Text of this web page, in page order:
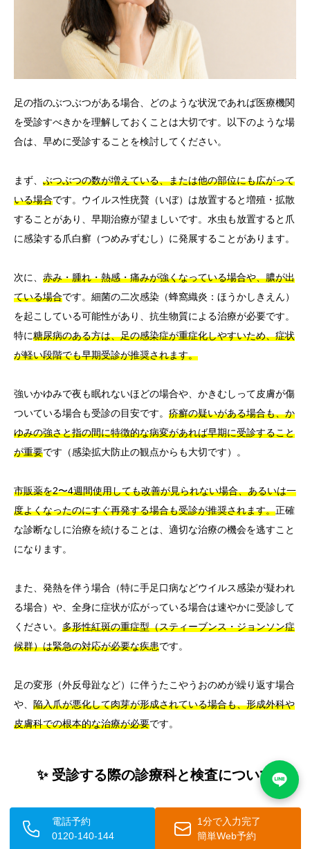
足の指のぶつぶつがある場合、どのような状況であれば医療機関
を受診すべきかを理解しておくことは大切です。以下のような場
合は、早めに受診することを検討してください。
まず、 ぶつぶつの数が増えている、または他の部位にも広がって
いる場合です。ウイルス性疣贅（いぼ）は放置すると増殖・拡散
することがあり、早期治療が望ましいです。水虫も放置すると爪
に感染する爪白癬（つめみずむし）に発展することがあります。
次に、 赤み・腫れ・熱感・痛みが強くなっている場合や、膿が出
ている場合です。細菌の二次感染（蜂窩織炎：ほうかしきえん）
を起こしている可能性があり、抗生物質による治療が必要です。
特に糖尿病のある方は、足の感染症が重症化しやすいため、症状
が軽い段階でも早期受診が推奨されます。
強いかゆみで夜も眠れないほどの場合や、かきむしって皮膚が傷
ついている場合も受診の目安です。 疥癬の疑いがある場合も、か
ゆみの強さと指の間に特徴的な病変があれば早期に受診すること
が重要です（感染拡大防止の観点からも大切です）。
市販薬を2〜4週間使用しても改善が見られない場合、あるいは一
度よくなったのにすぐ再発する場合も受診が推奨されます。正確
な診断なしに治療を続けることは、適切な治療の機会を逃すこと
になります。
また、発熱を伴う場合（特に手足口病などウイルス感染が疑われ
る場合）や、全身に症状が広がっている場合は速やかに受診して
ください。 多形性紅斑の重症型（スティーブンス・ジョンソン症
候群）は緊急の対応が必要な疾患です。
足の変形（外反母趾など）に伴うたこやうおのめが繰り返す場合
や、 陥入爪が悪化して肉芽が形成されている場合も、形成外科や
皮膚科での根本的な治療が必要です。
✨ 受診する際の診療科と検査について
⚡ 主な受診先
電話予約
0120-140-144
1分で入力完了
簡単Web予約